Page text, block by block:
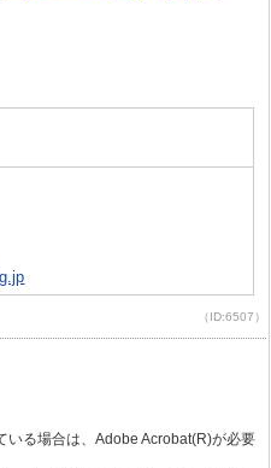
（ID:6507）
る場合は、Adobe Acrobat(R)が必要